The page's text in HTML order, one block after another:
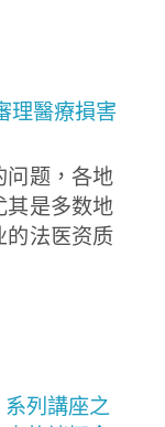
理醫療損害
问题，各地
其是多数地
的法医资质
系列講座之